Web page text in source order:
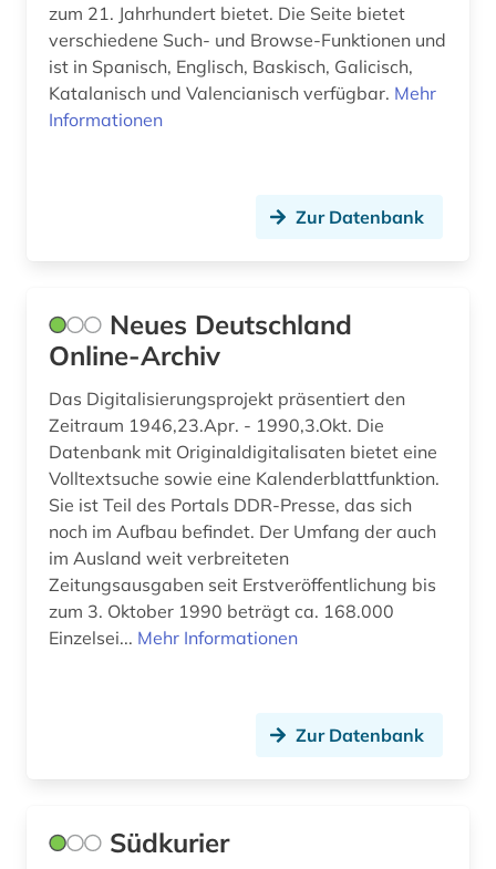
fid ost-, ostmittel- und südosteuropa (9)
filmarchiv (1)
finnland (2)
firmen (1)
firmenbuch (1)
flensburg (1)
florida (1)
flugschrift (3)
forschung (1)
fotozeitschrift (1)
zum 21. Jahrhundert bietet. Die Seite bietet
verschiedene Such- und Browse-Funktionen und
ist in Spanisch, Englisch, Baskisch, Galicisch,
Katalanisch und Valencianisch verfügbar. Mehr
Informationen
Zur Datenbank
Neues Deutschland
Online-Archiv
Das Digitalisierungsprojekt präsentiert den
Zeitraum 1946,23.Apr. - 1990,3.Okt. Die
Datenbank mit Originaldigitalisaten bietet eine
Volltextsuche sowie eine Kalenderblattfunktion.
Sie ist Teil des Portals DDR-Presse, das sich
noch im Aufbau befindet. Der Umfang der auch
im Ausland weit verbreiteten
Zeitungsausgaben seit Erstveröffentlichung bis
zum 3. Oktober 1990 beträgt ca. 168.000
Einzelsei... Mehr Informationen
Zur Datenbank
Südkurier